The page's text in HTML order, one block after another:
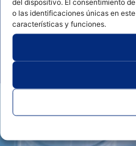
o las identificaciones únicas en
características y funciones.